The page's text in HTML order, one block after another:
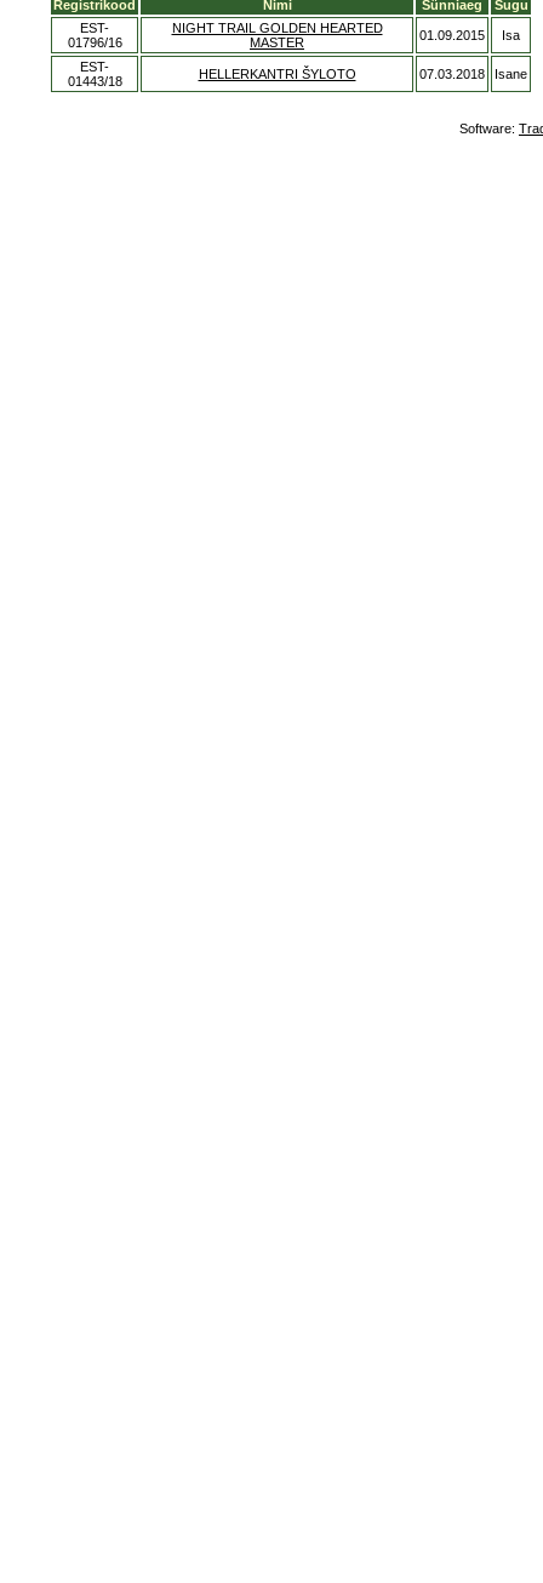
Registrikood Nimi Sünniaeg
Sugu
EST-
01796/16
NIGHT TRAIL GOLDEN HEARTED
MASTER
01.09.2015 Isa
EST-
01443/18
HELLERKANTRI ŠYLOTO 07.03.2018 Isane
Software: